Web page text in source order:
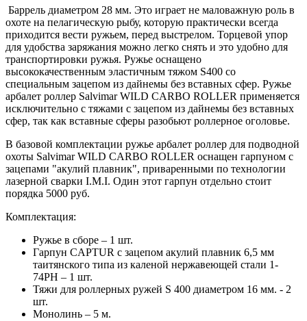
Баррель диаметром 28 мм. Это играет не маловажную роль в
охоте на пелагическую рыбу, которую практически всегда
приходится вести ружьем, перед выстрелом. Торцевой упор
для удобства заряжания можно легко снять и это удобно для
транспортировки ружья. Ружье оснащено
высококачественным эластичным тяжом S400 со
специальным зацепом из дайнемы без вставных сфер. Ружье
арбалет роллер Salvimar WILD CARBO ROLLER применяется
исключительно с тяжами с зацепом из дайнемы без вставных
сфер, так как вставные сферы разобьют роллерное оголовье.
В базовой комплектации ружье арбалет роллер для подводной
охоты Salvimar WILD CARBO ROLLER оснащен гарпуном с
зацепами "акулий плавник", приваренными по технологии
лазерной сварки I.M.I. Один этот гарпун отдельно стоит
порядка 5000 руб.
Комплектация:
Ружье в сборе – 1 шт.
Гарпун CAPTUR с зацепом акулий плавник 6,5 мм
таитянского типа из каленой нержавеющей стали 1-
74PH – 1 шт.
Тяжи для роллерных ружей S 400 диаметром 16 мм. - 2
шт.
Монолинь – 5 м.